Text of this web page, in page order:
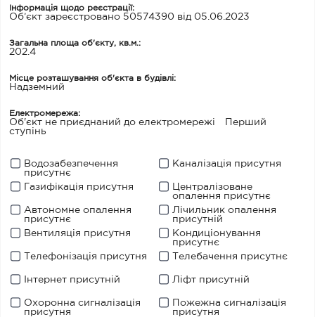
Інформація щодо реєстрації:
Об’єкт зареєстровано 50574390 від 05.06.2023
Загальна площа об'єкту, кв.м.:
202.4
Місце розташування об'єкта в будівлі:
Надземний
Електромережа:
Об'єкт не приєднаний до електромережі
Перший
ступінь
Водозабезпечення
присутнє
Каналізація присутня
Газифікація присутня
Централізоване
опалення присутнє
Автономне опалення
присутнє
Лічильник опалення
присутній
Вентиляція присутня
Кондиціонування
присутнє
Телефонізація присутня
Телебачення присутнє
Інтернет присутній Ліфт присутній
Охоронна сигналізація
присутня
Пожежна сигналізація
присутня